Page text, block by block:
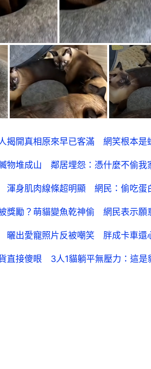
揭開真相原來早已客滿 網笑根本是
物堆成山 鄰居埋怨：憑什麼不偷我
渾身肌肉線條超明顯 網民：偷吃蛋
獎勵？萌貓變魚乾神偷 網民表示願
曬出愛寵照片反被嘲笑 胖成卡車還
直接傻眼 3人1貓躺平無壓力：這是